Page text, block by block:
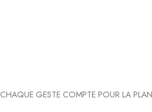
CHAQUE GESTE COMPTE POUR LA